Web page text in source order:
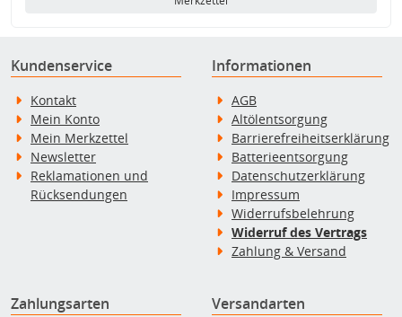
Kundenservice
Kontakt
Mein Konto
Mein Merkzettel
Newsletter
Reklamationen und
Rücksendungen
Informationen
AGB
Altölentsorgung
Barrierefreiheitserklärung
Batterieentsorgung
Datenschutzerklärung
Impressum
Widerrufsbelehrung
Widerruf des Vertrags
Zahlung & Versand
Zahlungsarten Versandarten